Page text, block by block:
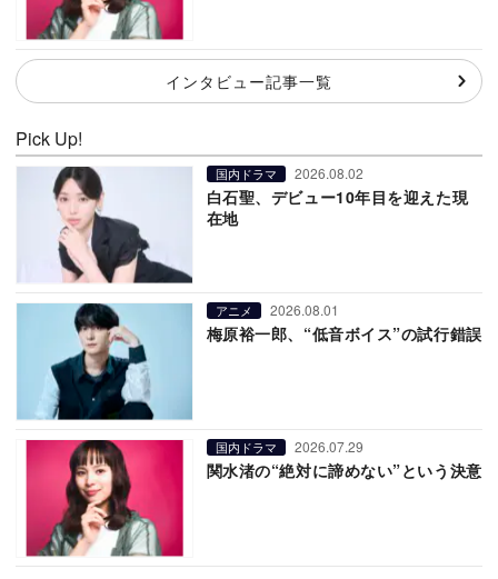
インタビュー記事一覧
Pick Up!
国内ドラマ 2026.08.02
白石聖、デビュー10年目を迎えた現
在地
アニメ 2026.08.01
梅原裕一郎、“低音ボイス”の試行錯誤
国内ドラマ 2026.07.29
関水渚の“絶対に諦めない”という決意